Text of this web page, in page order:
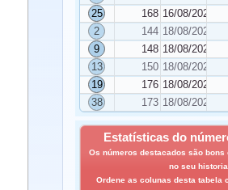
25
168 16/08/2022
2
144 18/08/2022
9
148 18/08/2022
13
150 18/08/2022
19
176 18/08/2022
38
173 18/08/2022
Estatísticas do
Os números destacados são bons
no seu
Ordene as colunas desta tabela